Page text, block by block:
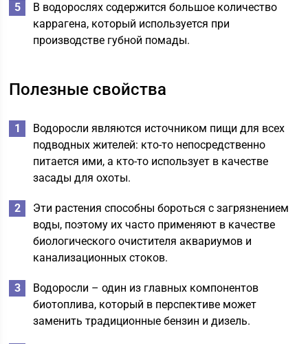
В водорослях содержится большое количество
каррагена, который используется при
производстве губной помады.
Полезные свойства
Водоросли являются источником пищи для всех
подводных жителей: кто-то непосредственно
питается ими, а кто-то использует в качестве
засады для охоты.
Эти растения способны бороться с загрязнением
воды, поэтому их часто применяют в качестве
биологического очистителя аквариумов и
канализационных стоков.
Водоросли – один из главных компонентов
биотоплива, который в перспективе может
заменить традиционные бензин и дизель.